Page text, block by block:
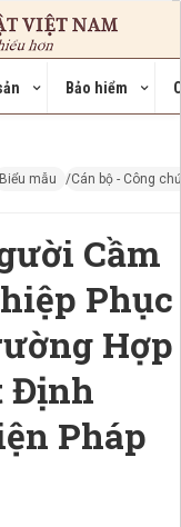
Bảo hiểm
Biểu mẫu Cán bộ - Công
Cầm
Phục
Hợp
Định
Pháp